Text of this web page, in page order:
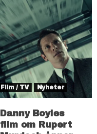
Film / TV Nyheter
Danny Boyles
film om Rupert